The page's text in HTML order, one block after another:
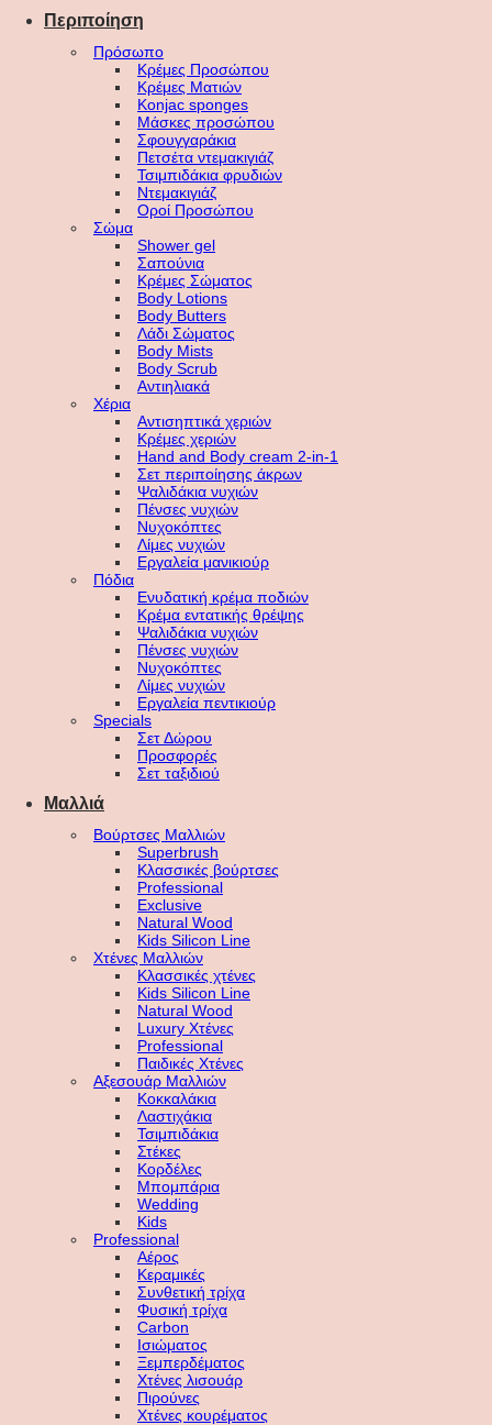
Περιποίηση
Πρόσωπο
Κρέμες Προσώπου
Κρέμες Ματιών
Konjac sponges
Μάσκες προσώπου
Σφουγγαράκια
Πετσέτα ντεμακιγιάζ
Τσιμπιδάκια φρυδιών
Ντεμακιγιάζ
Οροί Προσώπου
Σώμα
Shower gel
Σαπούνια
Κρέμες Σώματος
Body Lotions
Body Butters
Λάδι Σώματος
Body Mists
Body Scrub
Αντιηλιακά
Χέρια
Αντισηπτικά χεριών
Κρέμες χεριών
Hand and Body cream 2-in-1
Σετ περιποίησης άκρων
Ψαλιδάκια νυχιών
Πένσες νυχιών
Νυχοκόπτες
Λίμες νυχιών
Εργαλεία μανικιούρ
Πόδια
Ενυδατική κρέμα ποδιών
Κρέμα εντατικής θρέψης
Ψαλιδάκια νυχιών
Πένσες νυχιών
Νυχοκόπτες
Λίμες νυχιών
Εργαλεία πεντικιούρ
Specials
Σετ Δώρου
Προσφορές
Σετ ταξιδιού
Μαλλιά
Βούρτσες Μαλλιών
Superbrush
Κλασσικές βούρτσες
Professional
Exclusive
Natural Wood
Kids Silicon Line
Χτένες Μαλλιών
Κλασσικές χτένες
Kids Silicon Line
Natural Wood
Luxury Χτένες
Professional
Παιδικές Χτένες
Αξεσουάρ Μαλλιών
Κοκκαλάκια
Λαστιχάκια
Τσιμπιδάκια
Στέκες
Κορδέλες
Μπομπάρια
Wedding
Kids
Professional
Αέρος
Κεραμικές
Συνθετική τρίχα
Φυσική τρίχα
Carbon
Ισιώματος
Ξεμπερδέματος
Χτένες λισουάρ
Πιρούνες
Χτένες κουρέματος